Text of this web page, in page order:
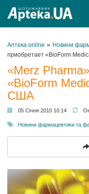
Аптека online » Новини
приобретает «BioForm
«Merz
«BioForm
США
05 Січня 2010 10:14
Новини фармацевтики та